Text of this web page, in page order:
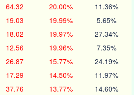
64.32 20.00% 11.36%
19.03 19.99% 5.65%
18.02 19.97% 27.34%
12.56 19.96% 7.35%
26.87 15.77% 24.19%
17.29 14.50% 11.97%
37.76 13.77% 14.60%